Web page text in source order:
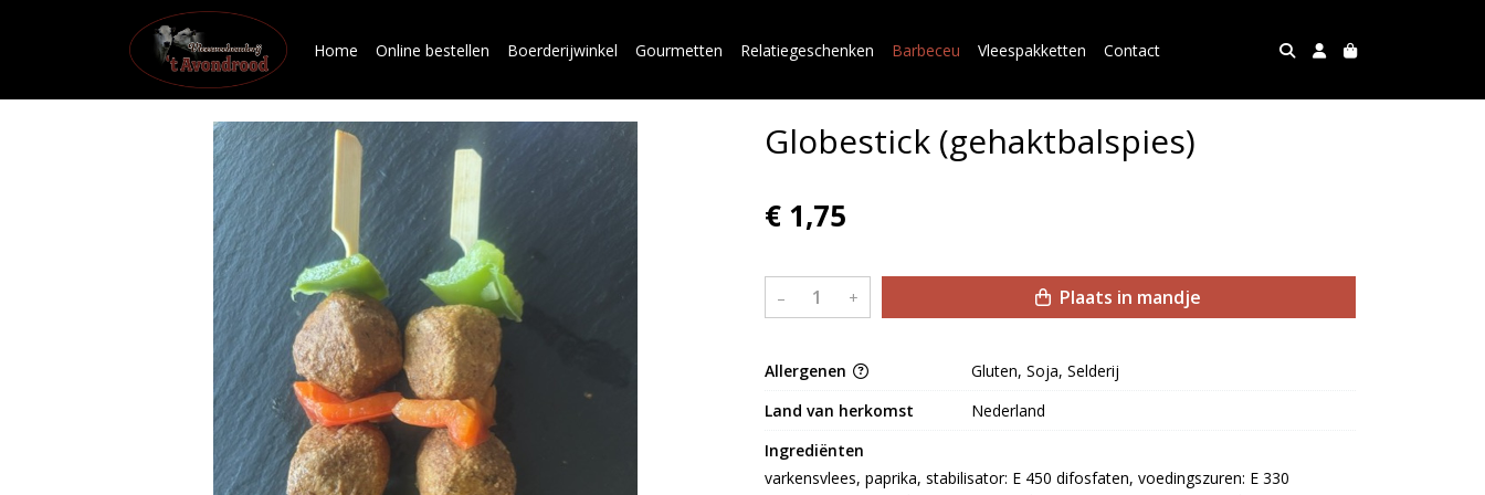
Home Online bestellen Boerderijwinkel Gourmetten Relatiegeschenken Barbeceu Vleespakketten Contact
Globestick (gehaktbalspies)
€ 1,75
– + Plaats in mandje
Allergenen
Gluten, Soja, Selderij
Land van herkomst
Nederland
Ingrediënten
varkensvlees, paprika, stabilisator: E 450 difosfaten, voedingszuren: E 330